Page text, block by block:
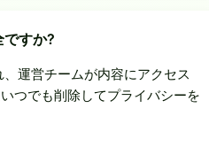
すか?
運営チームが内容にアクセス
つでも削除してプライバシーを